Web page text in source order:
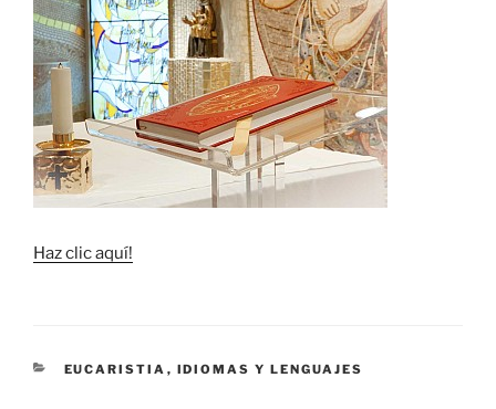
Haz clic aquí!
CATEGORÍAS
EUCARISTIA , IDIOMAS Y LENGUAJES